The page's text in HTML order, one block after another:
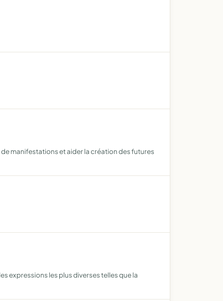
manifestations et aider la création des futures
expressions les plus diverses telles que la